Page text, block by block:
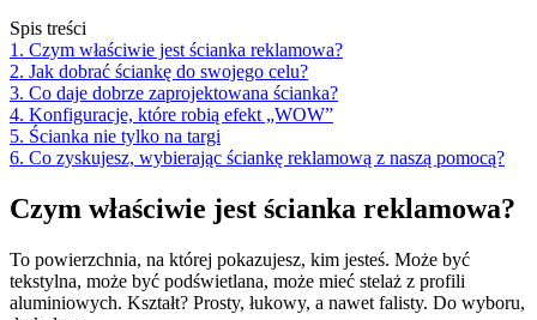
Spis treści
1. Czym właściwie jest ścianka reklamowa?
2. Jak dobrać ściankę do swojego celu?
3. Co daje dobrze zaprojektowana ścianka?
4. Konfiguracje, które robią efekt „WOW”
5. Ścianka nie tylko na targi
6. Co zyskujesz, wybierając ściankę reklamową z naszą pomocą?
Czym właściwie jest ścianka reklamowa?
To powierzchnia, na której pokazujesz, kim jesteś. Może być
tekstylna, może być podświetlana, może mieć stelaż z profili
aluminiowych. Kształt? Prosty, łukowy, a nawet falisty. Do wyboru,